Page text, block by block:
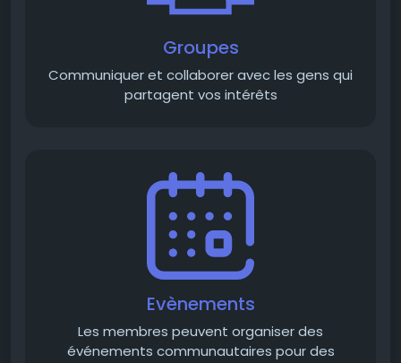
Groupes
Communiquer et collaborer avec les gens qui
partagent vos intérêts
Evènements
Les membres peuvent organiser des
événements communautaires pour des